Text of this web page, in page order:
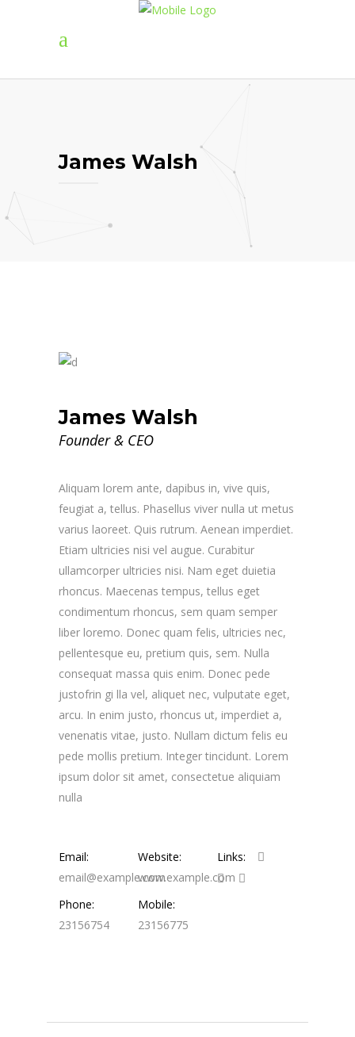
James Walsh
James Walsh
Founder & CEO
Aliquam lorem ante, dapibus in, vive quis,
feugiat a, tellus. Phasellus viver nulla ut metus
varius laoreet. Quis rutrum. Aenean imperdiet.
Etiam ultricies nisi vel augue. Curabitur
ullamcorper ultricies nisi. Nam eget duietia
rhoncus. Maecenas tempus, tellus eget
condimentum rhoncus, sem quam semper
liber loremo. Donec quam felis, ultricies nec,
pellentesque eu, pretium quis, sem. Nulla
consequat massa quis enim. Donec pede
justofrin gi lla vel, aliquet nec, vulputate eget,
arcu. In enim justo, rhoncus ut, imperdiet a,
venenatis vitae, justo. Nullam dictum felis eu
pede mollis pretium. Integer tincidunt. Lorem
ipsum dolor sit amet, consectetue aliquiam
nulla
Email:
email@example.com
Website:
www.example.com
Links:
Phone:
23156754
Mobile:
23156775